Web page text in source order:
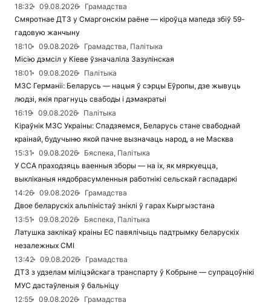
18:32
09.08.2026
Грамадства
Смяротнае ДТЗ у Смаргонскім раёне — кіроўца мапеда збіў 59-
гадовую жанчыну
18:10
09.08.2026
Грамадства, Палітыка
Місію дэмсіл у Кіеве ўзначаліла Зазулінская
18:01
09.08.2026
Палітыка
МЗС Германіі: Беларусь — нацыя ў сэрцы Еўропы, дзе жывуць
людзі, якія прагнуць свабоды і дэмакратыі
16:19
09.08.2026
Палітыка
Кіраўнік МЗС Украіны: Спадзяемся, Беларусь стане свабоднай
краінай, будучыню якой пачне вызначаць народ, а не Масква
15:31
09.08.2026
Бяспека, Палітыка
У ССА праходзяць ваенныя зборы — на іх, як мяркуецца,
выкліканыя нядобрасумленныя работнікі сельскай гаспадаркі
14:26
09.08.2026
Грамадства
Двое беларускіх альпіністаў зніклі ў гарах Кыргызстана
13:51
09.08.2026
Бяспека, Палітыка
Латушка заклікаў краіны ЕС павялічыць падтрымку беларускіх
незалежных СМІ
13:42
09.08.2026
Грамадства
ДТЗ з удзелам міліцэйскага транспарту ў Кобрыне — супрацоўнікі
МУС дастаўленыя ў бальніцу
12:55
09.08.2026
Грамадства